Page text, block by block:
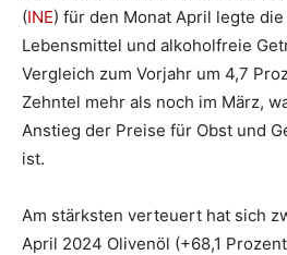
(INE) für den Monat April legte
Lebensmittel und alkoholfreie
Vergleich zum Vorjahr um 4,7
Zehntel mehr als noch im März,
Anstieg der Preise für Obst und
ist.
Am stärksten verteuert hat sich
April 2024 Olivenöl (+68,1